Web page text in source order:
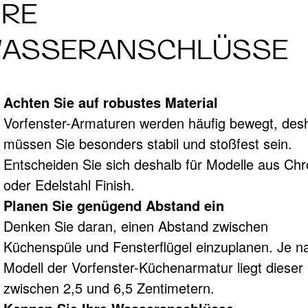
Achten Sie auf robustes Material
Vorfenster-Armaturen werden häufig bewegt,
müssen Sie besonders stabil und stoßfest sein.
Entscheiden Sie sich deshalb für Modelle aus
oder Edelstahl Finish.
Planen Sie genügend Abstand ein
Denken Sie daran, einen Abstand zwischen
Küchenspüle und Fensterflügel einzuplanen. Je
Modell der Vorfenster-Küchenarmatur liegt dieser
zwischen 2,5 und 6,5 Zentimetern.